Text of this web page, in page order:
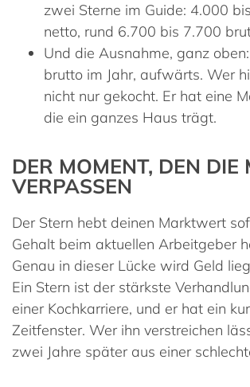
zwei Sterne im Guide: 4.000
netto, rund 6.700 bis 7.700
Und die Ausnahme, ganz oben:
brutto im Jahr, aufwärts. Wer
nicht nur gekocht. Er hat eine
die ein ganzes Haus trägt.
DER MOMENT, DEN DIE
VERPASSEN
Der Stern hebt deinen Marktwert
Gehalt beim aktuellen Arbeitgeber
Genau in dieser Lücke wird Geld
Ein Stern ist der stärkste
einer Kochkarriere, und er hat ein
Zeitfenster. Wer ihn verstreichen
zwei Jahre später aus einer